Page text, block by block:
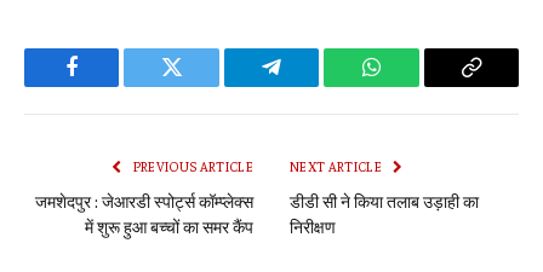
Facebook Twitter Telegram WhatsApp Copy
PREVIOUS ARTICLE
जमशेदपुर : जेआरडी स्पोर्ट्स कॉम्प्लेक्स
में शुरू हुआ बच्चों का समर कैंप
NEXT ARTICLE
डीडी सी ने किया तलाब उड़ाही का
निरीक्षण